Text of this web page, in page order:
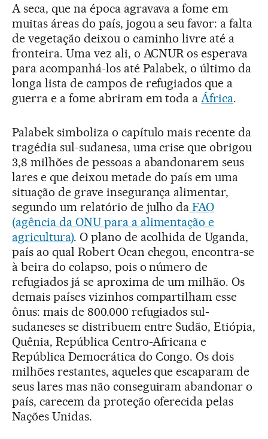
A seca, que na época agravava a fome em
muitas áreas do país, jogou a seu favor: a falta
de vegetação deixou o caminho livre até a
fronteira. Uma vez ali, o ACNUR os esperava
para acompanhá-los até Palabek, o último da
longa lista de campos de refugiados que a
guerra e a fome abriram em toda a África.
Palabek simboliza o capítulo mais recente da
tragédia sul-sudanesa, uma crise que obrigou
3,8 milhões de pessoas a abandonarem seus
lares e que deixou metade do país em uma
situação de grave insegurança alimentar,
segundo um relatório de julho da FAO
(agência da ONU para a alimentação e
agricultura). O plano de acolhida de Uganda,
país ao qual Robert Ocan chegou, encontra-se
à beira do colapso, pois o número de
refugiados já se aproxima de um milhão. Os
demais países vizinhos compartilham esse
ônus: mais de 800.000 refugiados sul-
sudaneses se distribuem entre Sudão, Etiópia,
Quênia, República Centro-Africana e
República Democrática do Congo. Os dois
milhões restantes, aqueles que escaparam de
seus lares mas não conseguiram abandonar o
país, carecem da proteção oferecida pelas
Nações Unidas.